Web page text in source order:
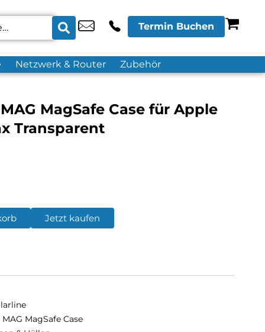
Termin Buchen
Netzwerk & Router Zubehör
MagSafe Case für Apple
Transparent
Jetzt kaufen
MAG MagSafe Case